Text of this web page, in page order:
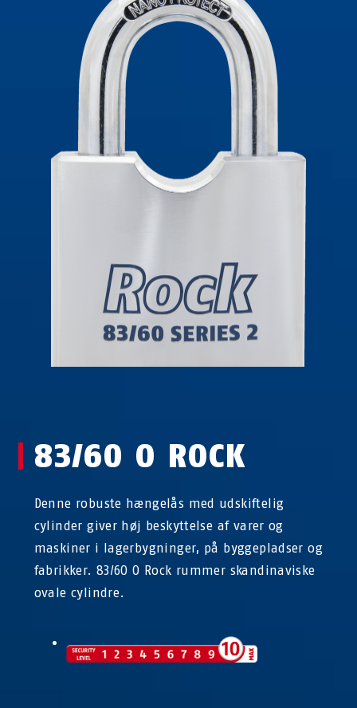
83/60 O ROCK
Denne robuste hængelås med udskiftelig
cylinder giver høj beskyttelse af varer og
maskiner i lagerbygninger, på byggepladser og
fabrikker. 83/60 O Rock rummer skandinaviske
ovale cylindre.